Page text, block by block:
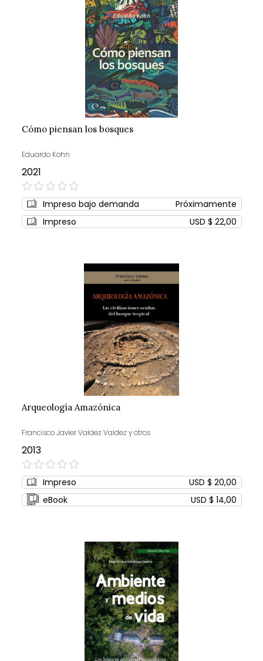
Cómo piensan los bosques
Eduardo Kohn
2021
0%
Impreso bajo demanda
Próximamente
Impreso
USD $ 22,00
Arqueología Amazónica
Francisco Javier Valdez Valdez y otros
2013
0%
Impreso
USD $ 20,00
eBook
USD $ 14,00